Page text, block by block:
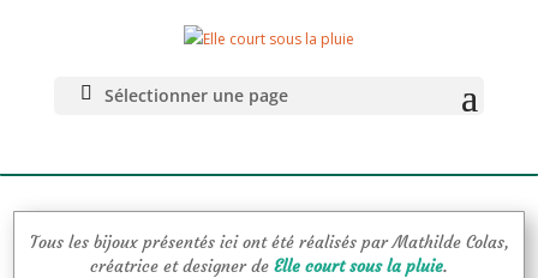
Sélectionner une page
La BoutiK pour
se faire plaisir
Tous les bijoux présentés ici ont été réalisés par Mathilde Colas,
créatrice et designer de Elle court sous la pluie.